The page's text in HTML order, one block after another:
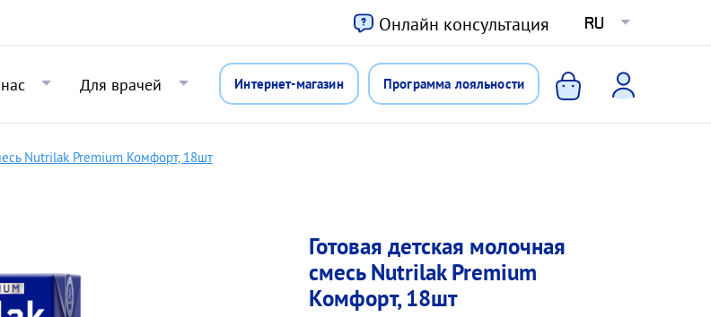
Онлайн консультация RU
Для врачей Интернет-магазин Программа лояльности
Nutrilak Premium Комфорт, 18шт
Готовая детская молочная
смесь Nutrilak Premium
Комфорт, 18шт